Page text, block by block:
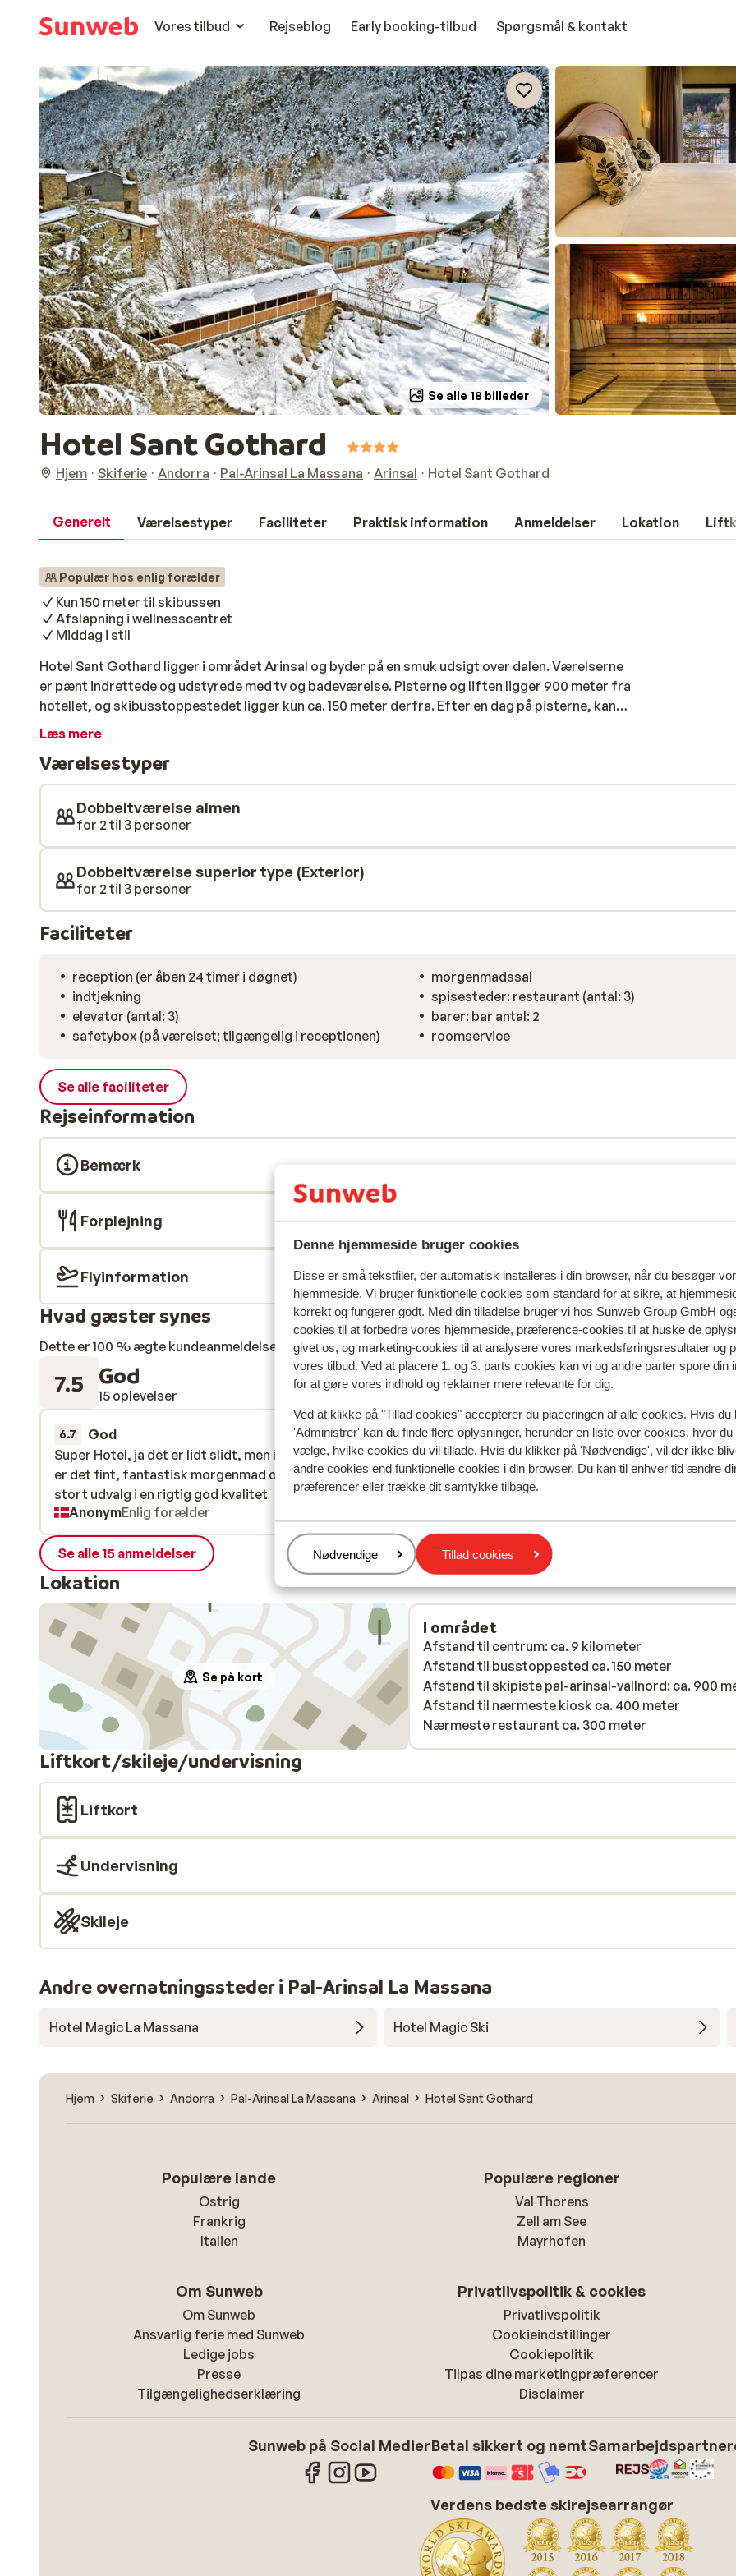
Denne hjemmeside bruger cookies
Disse er små tekstfiler, der automatisk installeres i din browser, når du besøger
hjemmeside. Vi bruger funktionelle cookies som standard for at sikre, at
korrekt og fungerer godt. Med din tilladelse bruger vi hos Sunweb Group GmbH
cookies til at forbedre vores hjemmeside, præference-cookies til at huske de
givet os, og marketing-cookies til at analysere vores markedsføringsresultater og
vores tilbud. Ved at placere 1. og 3. parts cookies kan vi og andre parter spore din
for at gøre vores indhold og reklamer mere relevante for dig.
Ved at klikke på "Tillad cookies" accepterer du placeringen af alle cookies. Hvis du
'Administrer' kan du finde flere oplysninger, herunder en liste over cookies, hvor
vælge, hvilke cookies du vil tillade. Hvis du klikker på 'Nødvendige', vil der ikke
andre cookies end funktionelle cookies i din browser. Du kan til enhver tid ændre
præferencer eller trække dit samtykke tilbage.
Administrer
Nødvendige Tillad cookies
Vores tilbud
Rejseblog Early booking-tilbud Spørgsmål & kontakt
Se alle 18 billeder
Hotel Sant Gothard
Hjem Skiferie Andorra Pal-Arinsal La Massana Arinsal Hotel Sant Gothard
Generelt Værelsestyper Faciliteter Praktisk information Anmeldelser Lokation
Populær hos enlig forælder
Kun 150 meter til skibussen
Afslapning i wellnesscentret
Middag i stil
Hotel Sant Gothard ligger i området Arinsal og byder på en smuk udsigt over dalen. Værelserne
er pænt indrettede og udstyrede med tv og badeværelse. Pisterne og liften ligger 900 meter fra
hotellet, og skibusstoppestedet ligger kun ca. 150 meter derfra. Efter en dag på pisterne, kan
du slappe af i spaen eller saunaen. I hotellets restaurant kan du nyde en velsmagende middag
Læs mere
Værelsestyper
Dobbeltværelse almen
for 2 til 3 personer
Dobbeltværelse superior type (Exterior)
for 2 til 3 personer
Faciliteter
reception (er åben 24 timer i døgnet)
indtjekning
elevator (antal: 3)
safetybox (på værelset; tilgængelig i receptionen)
morgenmadssal
spisesteder: restaurant (antal: 3)
barer: bar antal: 2
roomservice
Se alle faciliteter
Rejseinformation
Bemærk
Forplejning
Flyinformation
Hvad gæster synes
Dette er 100 % ægte kundeanmeldelser, der ærligt afspejler deres oplevelser med vores produkt.Mere om
7.5 God
15 oplevelser
6.7 God
8. feb. 2026
Super Hotel, ja det er lidt slidt, men i forhold til prisen
er det fint, fantastisk morgenmad og aften buffet,
stort udvalg i en rigtig god kvalitet
Super Hotel, ja det er lidt slidt, men i forhold til prisen
er det fint, fantastisk morgenmad og aften buffet,
stort udvalg i en rigtig god kvalitet
AnonymEnlig forælder
8.9 Fabelagtig
11. jan.
Lille værelse med ringe udigt i forhold til andre
værelser. Rent og pænt. Fantastisk personale på
hotellet.
Lille værelse med ringe udigt i forhold til andre
værelser. Rent og pænt. Fantastisk personale på
hotellet.
Se alle 15 anmeldelser
Lokation
Se på kort
I området
Afstand til centrum: ca. 9 kilometer
Afstand til busstoppested ca. 150 meter
Afstand til skipiste pal-arinsal-vallnord: ca. 900
Afstand til nærmeste kiosk ca. 400 meter
Nærmeste restaurant ca. 300 meter
Liftkort/skileje/undervisning
Liftkort
Undervisning
Skileje
Andre overnatningssteder i Pal-Arinsal La Massana
Hotel Magic La Massana Hotel Magic Ski
Hjem Skiferie Andorra Pal-Arinsal La Massana Arinsal Hotel Sant Gothard
Populære lande
Ostrig
Frankrig
Italien
Populære regioner
Val Thorens
Zell am See
Mayrhofen
Om Sunweb
Om Sunweb
Ansvarlig ferie med Sunweb
Ledige jobs
Presse
Tilgængelighedserklæring
Privatlivspolitik & cookies
Privatlivspolitik
Cookieindstillinger
Cookiepolitik
Tilpas dine marketingpræferencer
Disclaimer
Sunweb på Social MedierBetal sikkert og nemt
Verdens bedste skirejsearrangør